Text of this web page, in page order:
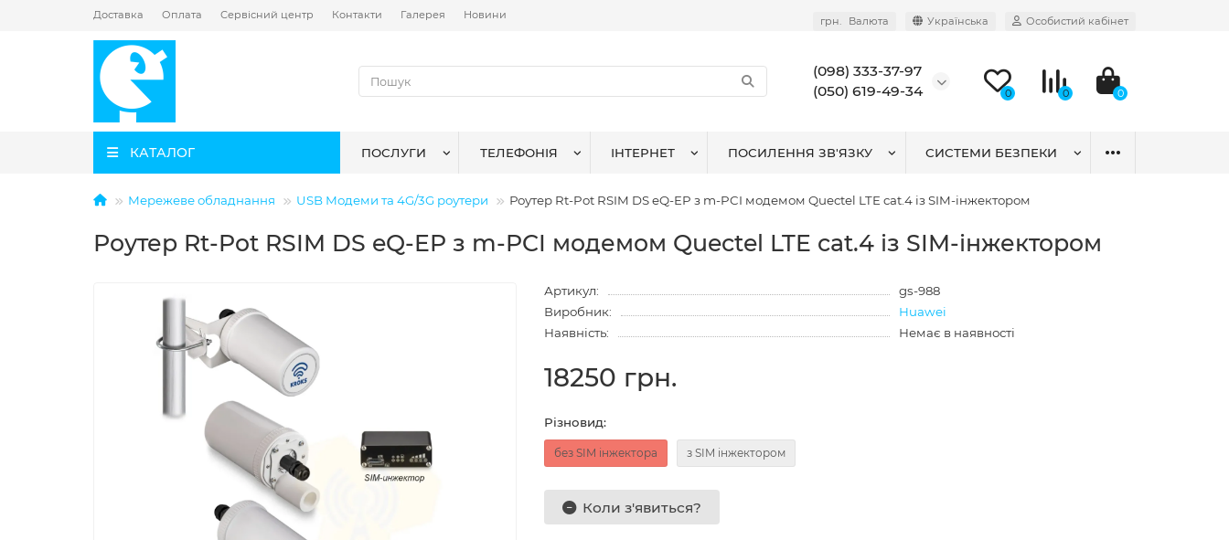
Доставка Оплата Сервісний центр Контакти Галерея Новини грн. Валюта Українська Особистий кабінет
(098) 333-37-97
(050) 619-49-34
0 0 0
КАТАЛОГ ПОСЛУГИ ТЕЛЕФОНІЯ ІНТЕРНЕТ ПОСИЛЕННЯ ЗВ'ЯЗКУ СИСТЕМИ БЕЗПЕКИ
Мережеве обладнання USB Модеми та 4G/3G роутери Роутер Rt-Pot RSIM DS eQ-EP з m-PCI модемом Quectel LTE cat.4 із SIM-інжектором
Роутер Rt-Pot RSIM DS eQ-EP з m-PCI модемом Quectel LTE cat.4 із SIM-інжектором
Артикул:
gs-988
Виробник:
Huawei
Наявність:
Немає в наявності
18250 грн.
Різновид:
без SIM інжектора з SIM інжектором
Коли з'явиться?